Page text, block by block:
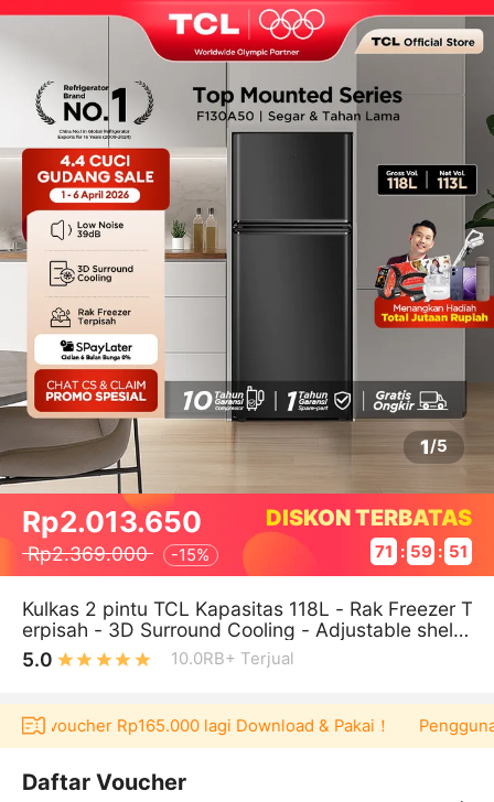
1/5
Rp2.013.650
Rp2.369.000 -15%
DISKON TERBATAS
71 : 59 : 51
Kulkas 2 pintu TCL Kapasitas 118L - Rak Freezer T
erpisah - 3D Surround Cooling - Adjustable shelv
es - Low Noise 39dB
5.0 10.0RB+ Terjual
voucher Rp165.000 lagi Download & Pakai！
Daftar Voucher